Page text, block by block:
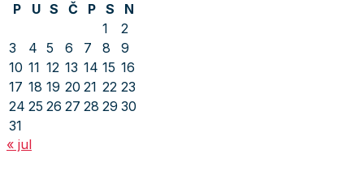
P
U S Č P S
N
1
2
3
4 5 6 7 8
9
10 11 12 13 14 15 16
17 18 19 20 21 22 23
24 25 26 27 28 29 30
31
« jul